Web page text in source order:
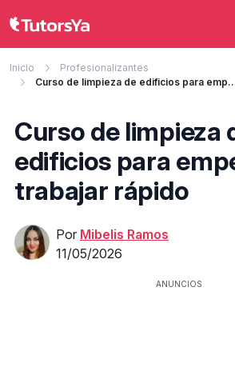
Inicio
Profesionalizantes
Curso de limpieza de edificios para empezar a trabajar rápido
Curso de limpieza
edificios para
trabajar rápido
Por Mibelis Ramos
11/05/2026
ANUNCIOS